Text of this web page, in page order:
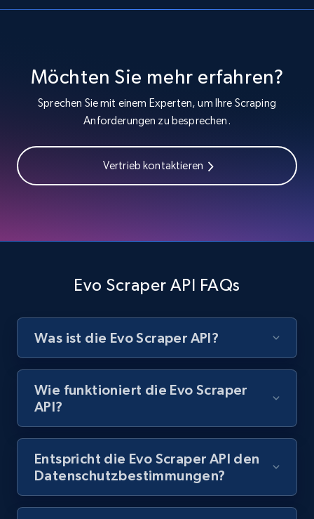
Currency, Colour code, Colour, Description, and
Zara - Products - discovery by category url
Category id, Product id, Product name, Price,
Currency, Colour code, Colour, Description, and
more.
Best Buy products
products using specified keywords
URL, Product id, Title, Images, Final price,
Möchten Sie mehr erfahren?
Sprechen Sie mit einem Experten, um Ihre Scraping
Anforderungen zu besprechen.
Vertrieb kontaktieren
Evo Scraper API FAQs
Was ist die Evo Scraper API?
Wie funktioniert die Evo Scraper
API?
Entspricht die Evo Scraper API den
Datenschutzbestimmungen?